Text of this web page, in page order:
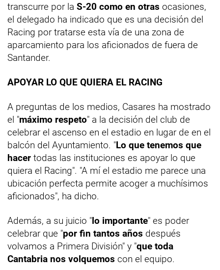
transcurre por la S-20 como en otras ocasiones,
el delegado ha indicado que es una decisión del
Racing por tratarse esta vía de una zona de
aparcamiento para los aficionados de fuera de
Santander.
APOYAR LO QUE QUIERA EL RACING
A preguntas de los medios, Casares ha mostrado
el "máximo respeto" a la decisión del club de
celebrar el ascenso en el estadio en lugar de en el
balcón del Ayuntamiento. "Lo que tenemos que
hacer todas las instituciones es apoyar lo que
quiera el Racing". "A mí el estadio me parece una
ubicación perfecta permite acoger a muchísimos
aficionados", ha dicho.
Además, a su juicio "lo importante" es poder
celebrar que "por fin tantos años después
volvamos a Primera División" y "que toda
Cantabria nos volquemos con el equipo.